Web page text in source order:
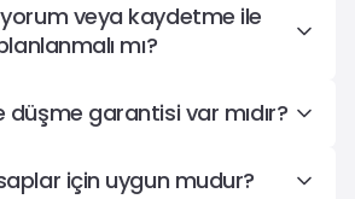
yorum veya kaydetme ile
mı?
düşme garantisi var mıdır?
için uygun mudur?